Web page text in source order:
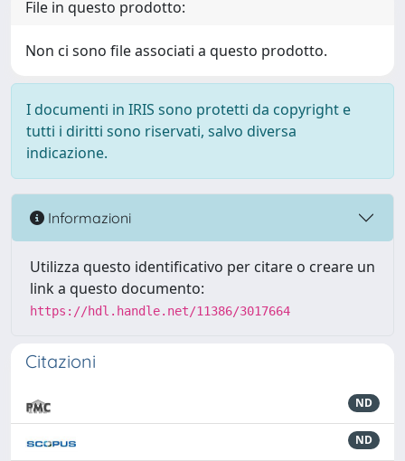
File in questo prodotto:
Non ci sono file associati a questo prodotto.
I documenti in IRIS sono protetti da copyright e
tutti i diritti sono riservati, salvo diversa
indicazione.
Informazioni
Utilizza questo identificativo per citare o creare un
link a questo documento:
https://hdl.handle.net/11386/3017664
Citazioni
ND
ND